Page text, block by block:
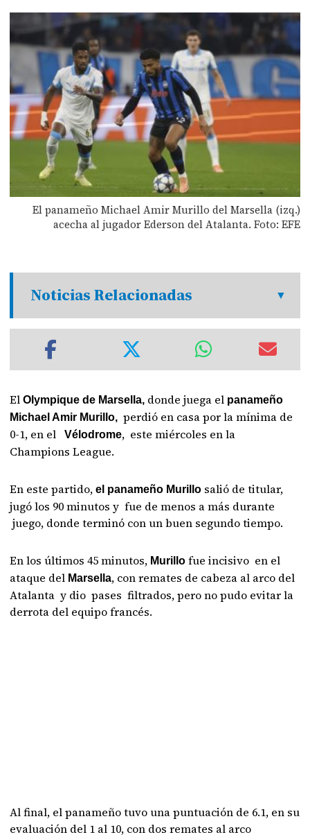
El panameño Michael Amir Murillo del Marsella (izq.)
acecha al jugador Ederson del Atalanta. Foto: EFE
Noticias Relacionadas
ElOlympique de Marsella, donde juega el panameño
Michael Amir Murillo, perdió en casa por la mínima de
0-1, en elVélodrome, este miércoles en la
Champions League.
En este partido,el panameño Murillo salió de titular,
jugó los 90 minutos y fue de menos a más durante
juego, donde terminó con un buen segundo tiempo.
En los últimos 45 minutos, Murillofue incisivo en el
ataque del Marsella, con remates de cabeza al arco del
Atalanta y dio pases filtrados, pero no pudo evitar la
derrota del equipo francés.
Al final, el panameño tuvo una puntuación de 6.1, en su
evaluación del 1 al 10, con dos remates al arco